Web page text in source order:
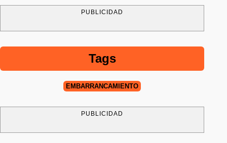
PUBLICIDAD
Tags
EMBARRANCAMIENTO
PUBLICIDAD